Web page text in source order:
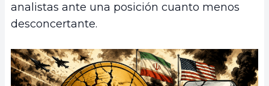
analistas ante una posición cuanto menos
desconcertante.